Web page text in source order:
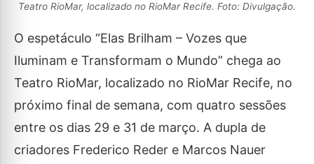
Teatro RioMar, localizado no RioMar Recife. Foto: Divulgação.
O espetáculo “Elas Brilham – Vozes que
Iluminam e Transformam o Mundo” chega ao
Teatro RioMar, localizado no RioMar Recife, no
próximo final de semana, com quatro sessões
entre os dias 29 e 31 de março. A dupla de
criadores Frederico Reder e Marcos Nauer